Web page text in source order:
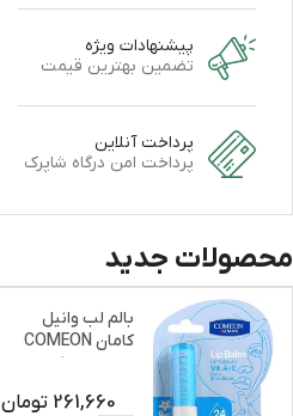
پیشنهادات ویژه
تضمین بهترین قیمت
پرداخت آنلاین
پرداخت امن درگاه شاپرک
محصولات جدید
بالم لب وانیل
کامان COMEON
نرم و براق کننده
261,660 تومان